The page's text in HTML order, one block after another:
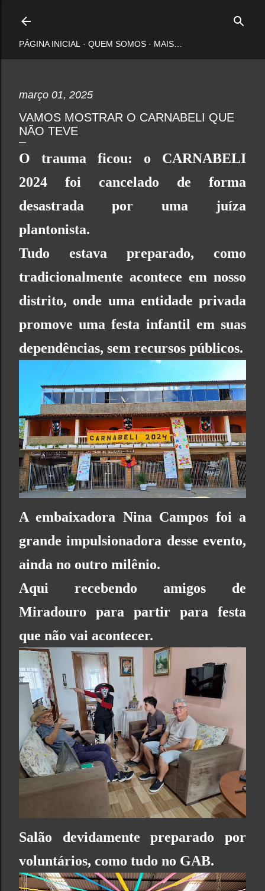
PÁGINA INICIAL QUEM SOMOS MAIS…
março 01, 2025
VAMOS MOSTRAR O CARNABELI QUE
NÃO TEVE
O trauma ficou: o CARNABELI
2024 foi cancelado de forma
desastrada por uma juíza
plantonista.
Tudo estava preparado, como
tradicionalmente acontece em nosso
distrito, onde uma entidade privada
promove uma festa infantil em suas
dependências, sem recursos públicos.
A embaixadora Nina Campos foi a
grande impulsionadora desse evento,
ainda no outro milênio.
Aqui recebendo amigos de
Miradouro para partir para festa
que não vai acontecer.
Salão devidamente preparado por
voluntários, como tudo no GAB.